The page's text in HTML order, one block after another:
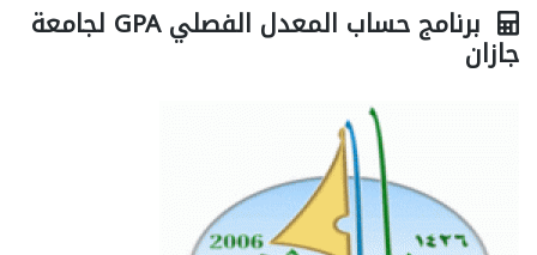
برنامج حساب المعدل الفصلي GPA لجامعة
جازان